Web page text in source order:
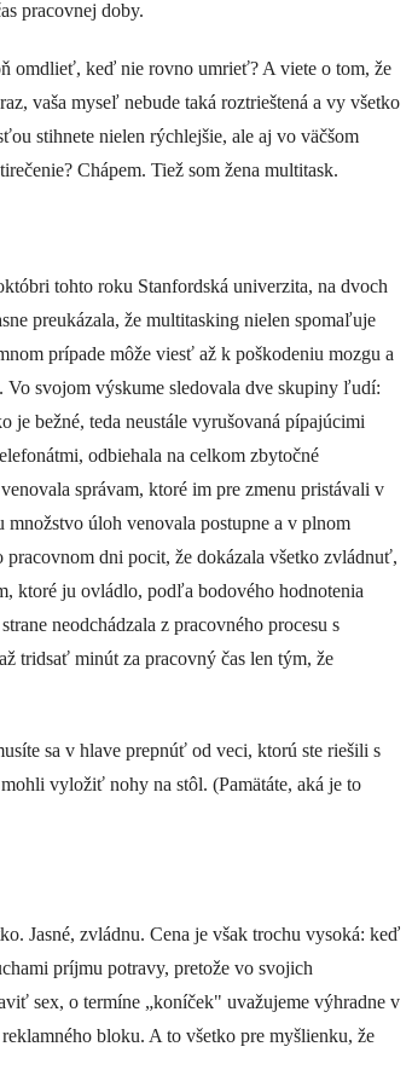
pracovnej doby.
omdlieť, keď nie rovno umrieť? A viete o tom, že
vaša myseľ nebude taká roztrieštená a vy všetko
stihnete nielen rýchlejšie, ale aj vo väčšom
Chápem. Tiež som žena multitask.
tohto roku Stanfordská univerzita, na dvoch
preukázala, že multitasking nielen spomaľuje
prípade môže viesť až k poškodeniu mozgu a
Vo svojom výskume sledovala dve skupiny ľudí:
je bežné, teda neustále vyrušovaná pípajúcimi
odbiehala na celkom zbytočné
správam, ktoré im pre zmenu pristávali v
množstvo úloh venovala postupne a v plnom
pracovnom dni pocit, že dokázala všetko zvládnuť,
ktoré ju ovládlo, podľa bodového hodnotenia
neodchádzala z pracovného procesu s
tridsať minút za pracovný čas len tým, že
sa v hlave prepnúť od veci, ktorú ste riešili s
vyložiť nohy na stôl. (Pamätáte, aká je to
Jasné, zvládnu. Cena je však trochu vysoká: keď
príjmu potravy, pretože vo svojich
sex, o termíne „koníček" uvažujeme výhradne v
bloku. A to všetko pre myšlienku, že